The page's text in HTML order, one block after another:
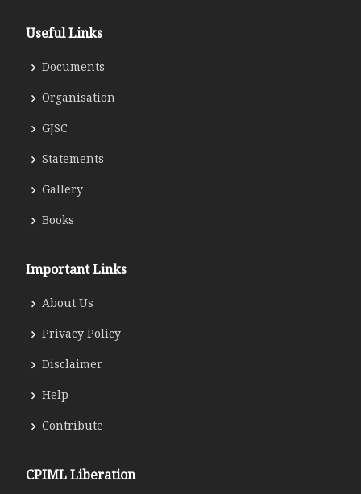
Useful Links
Documents
Organisation
GJSC
Statements
Gallery
Books
Important Links
About Us
Privacy Policy
Disclaimer
Help
Contribute
CPIML Liberation